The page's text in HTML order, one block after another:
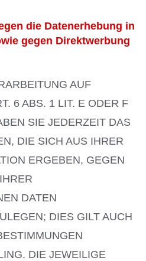
die Datenerhebung in
gegen Direktwerbung
AUF
6 ABS. 1 LIT. E ODER F
SIE JEDERZEIT DAS
DIE SICH AUS IHRER
ERGEBEN, GEGEN
DATEN
DIES GILT AUCH
DIE JEWEILIGE